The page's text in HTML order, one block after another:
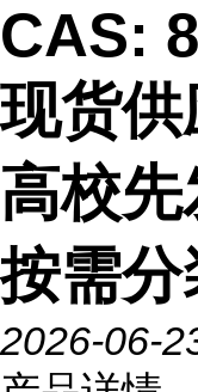
CAS:
现货
高校
按需分
2026-06-